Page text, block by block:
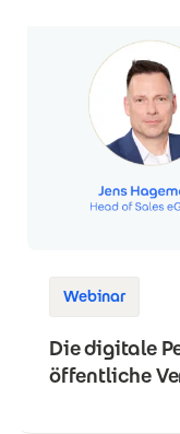
Webinar
Die digitale
öffentliche